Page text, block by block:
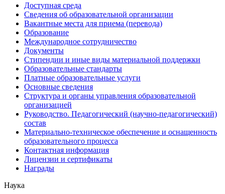
Доступная среда
Сведения об образовательной организации
Вакантные места для приема (перевода)
Образование
Международное сотрудничество
Документы
Стипендии и иные виды материальной поддержки
Образовательные стандарты
Платные образовательные услуги
Основные сведения
Структура и органы управления образовательной
организацией
Руководство. Педагогический (научно-педагогический)
состав
Материально-техническое обеспечение и оснащенность
образовательного процесса
Контактная информация
Лицензии и сертификаты
Награды
Наука